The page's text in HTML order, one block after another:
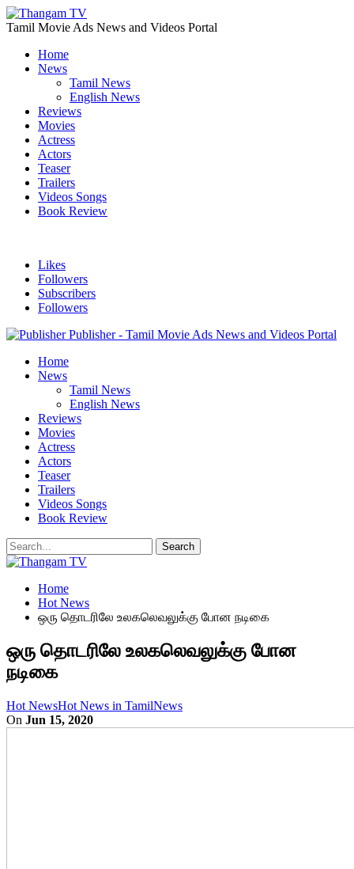
Tamil Movie Ads News and Videos Portal
Home
News
Tamil News
English News
Reviews
Movies
Actress
Actors
Teaser
Trailers
Videos Songs
Book Review
Likes
Followers
Subscribers
Followers
Publisher - Tamil Movie Ads News and Videos Portal
Home
News
Tamil News
English News
Reviews
Movies
Actress
Actors
Teaser
Trailers
Videos Songs
Book Review
Home
Hot News
ஒரு தொடரிலே உலகலெவலுக்கு போன நடிகை
ஒரு தொடரிலே உலகலெவலுக்கு போன
நடிகை
Hot NewsHot News in TamilNews
On Jun 15, 2020